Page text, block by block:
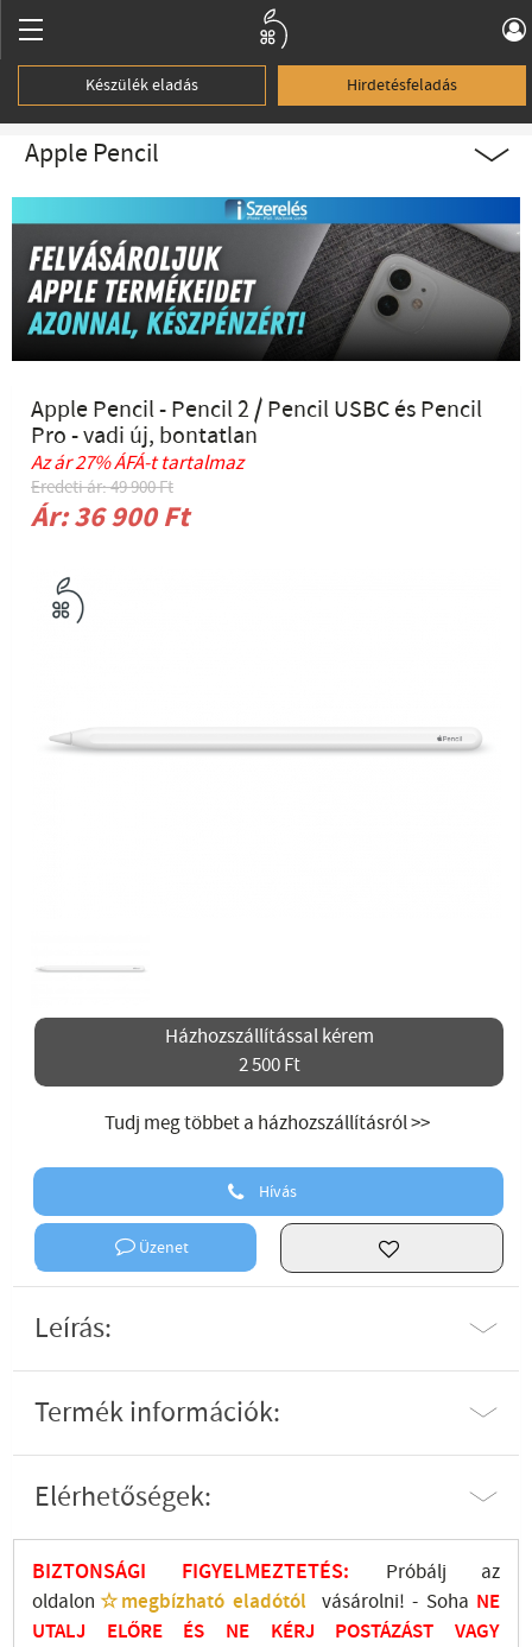
Készülék eladás Hirdetésfeladás
Apple Pencil
Apple Pencil - Pencil 2 / Pencil USBC és Pencil
Pro - vadi új, bontatlan
Az ár 27% ÁFÁ-t tartalmaz
Eredeti ár: 49 900 Ft
Ár: 36 900 Ft
Házhozszállítással kérem
2 500 Ft
Tudj meg többet a házhozszállításról >>
Hívás
Üzenet
Leírás:
Termék információk:
Elérhetőségek:
BIZTONSÁGI FIGYELMEZTETÉS:
Próbálj az
oldalon ☆megbízható eladótól vásárolni! - Soha NE
UTALJ ELŐRE ÉS NE KÉRJ POSTÁZÁST VAGY